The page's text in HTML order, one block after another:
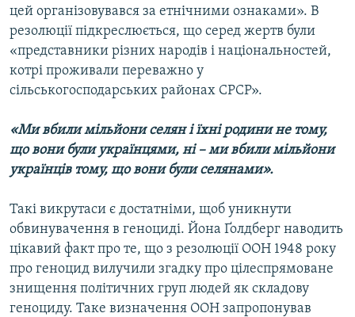
цей організовувався за етнічними ознаками». В
резолюції підкреслюється, що серед жертв були
«представники різних народів і національностей,
котрі проживали переважно у
сільськогосподарських районах СРСР».
«Ми вбили мільйони селян і їхні родини не тому,
що вони були українцями, ні – ми вбили мільйони
українців тому, що вони були селянами».
Такі викрутаси є достатніми, щоб уникнути
обвинувачення в геноциді. Йона Ґолдберг наводить
цікавий факт про те, що з резолюції ООН 1948 року
про геноцид вилучили згадку про цілеспрямоване
знищення політичних груп людей як складову
геноциду. Таке визначення ООН запропонував